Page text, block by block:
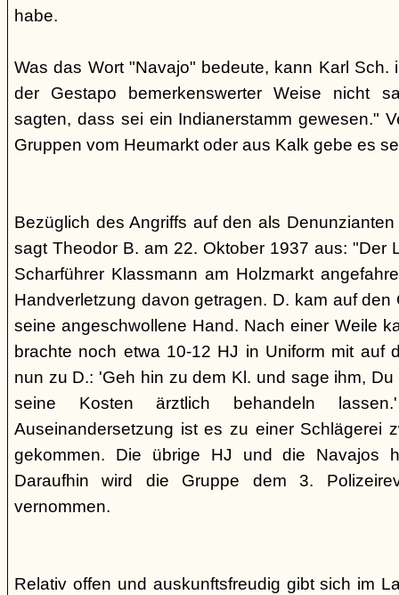
habe.
Was das Wort "Navajo" bedeute, kann Karl Sch.
der Gestapo bemerkenswerter Weise nicht
sagten, dass sei ein Indianerstamm gewesen."
Gruppen vom Heumarkt oder aus Kalk gebe es
Bezüglich des Angriffs auf den als
sagt Theodor B. am 22. Oktober 1937 aus: "Der
Scharführer Klassmann am Holzmarkt
Handverletzung davon getragen. D. kam auf den
seine angeschwollene Hand. Nach einer Weile
brachte noch etwa 10-12 HJ in Uniform mit auf
nun zu D.: 'Geh hin zu dem Kl. und sage ihm,
seine Kosten ärztlich behandeln
Auseinandersetzung ist es zu einer Schlägerei
gekommen. Die übrige HJ und die Navajos
Daraufhin wird die Gruppe dem 3.
vernommen.
Relativ offen und auskunftsfreudig gibt sich im